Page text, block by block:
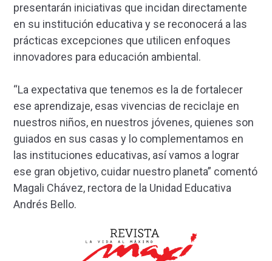
presentarán iniciativas que incidan directamente
en su institución educativa y se reconocerá a las
prácticas excepciones que utilicen enfoques
innovadores para educación ambiental.
“La expectativa que tenemos es la de fortalecer
ese aprendizaje, esas vivencias de reciclaje en
nuestros niños, en nuestros jóvenes, quienes son
guiados en sus casas y lo complementamos en
las instituciones educativas, así vamos a lograr
ese gran objetivo, cuidar nuestro planeta” comentó
Magali Chávez, rectora de la Unidad Educativa
Andrés Bello.